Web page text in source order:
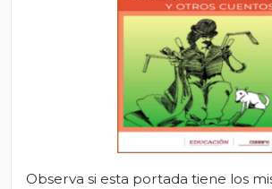
Observa si esta portada tiene los